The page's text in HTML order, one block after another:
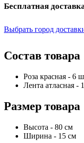
Бесплатная
Выбрать город
Состав товара
Роза красная - 6
Лента атласная -
Размер товара
Высота - 80 см
Ширина - 15 см